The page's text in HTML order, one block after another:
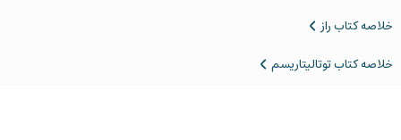
خلاصه کتاب‌ راز
خلاصه کتاب توتالیتاریسم